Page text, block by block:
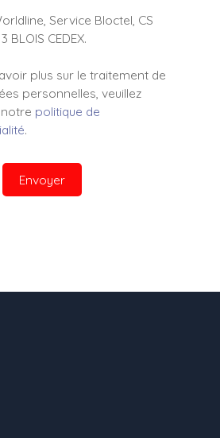
Service Bloctel, CS
BLOIS CEDEX.
plus sur le traitement de
personnelles, veuillez
politique de
.
Envoyer